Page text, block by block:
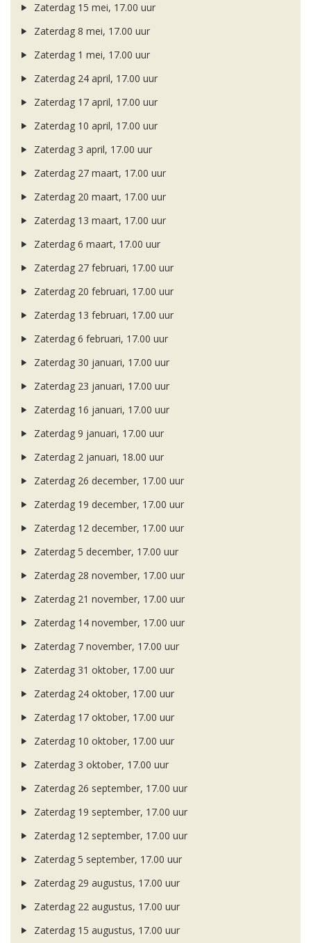
Zaterdag 15 mei, 17.00 uur
Zaterdag 8 mei, 17.00 uur
Zaterdag 1 mei, 17.00 uur
Zaterdag 24 april, 17.00 uur
Zaterdag 17 april, 17.00 uur
Zaterdag 10 april, 17.00 uur
Zaterdag 3 april, 17.00 uur
Zaterdag 27 maart, 17.00 uur
Zaterdag 20 maart, 17.00 uur
Zaterdag 13 maart, 17.00 uur
Zaterdag 6 maart, 17.00 uur
Zaterdag 27 februari, 17.00 uur
Zaterdag 20 februari, 17.00 uur
Zaterdag 13 februari, 17.00 uur
Zaterdag 6 februari, 17.00 uur
Zaterdag 30 januari, 17.00 uur
Zaterdag 23 januari, 17.00 uur
Zaterdag 16 januari, 17.00 uur
Zaterdag 9 januari, 17.00 uur
Zaterdag 2 januari, 18.00 uur
Zaterdag 26 december, 17.00 uur
Zaterdag 19 december, 17.00 uur
Zaterdag 12 december, 17.00 uur
Zaterdag 5 december, 17.00 uur
Zaterdag 28 november, 17.00 uur
Zaterdag 21 november, 17.00 uur
Zaterdag 14 november, 17.00 uur
Zaterdag 7 november, 17.00 uur
Zaterdag 31 oktober, 17.00 uur
Zaterdag 24 oktober, 17.00 uur
Zaterdag 17 oktober, 17.00 uur
Zaterdag 10 oktober, 17.00 uur
Zaterdag 3 oktober, 17.00 uur
Zaterdag 26 september, 17.00 uur
Zaterdag 19 september, 17.00 uur
Zaterdag 12 september, 17.00 uur
Zaterdag 5 september, 17.00 uur
Zaterdag 29 augustus, 17.00 uur
Zaterdag 22 augustus, 17.00 uur
Zaterdag 15 augustus, 17.00 uur